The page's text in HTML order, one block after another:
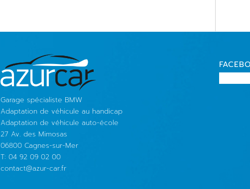
Garage spécialiste BMW
Adaptation de véhicule au handicap
Adaptation de véhicule auto-école
27 Av. des Mimosas
06800 Cagnes-sur-Mer
T: 04 92 09 02 00
contact@azur-car.fr